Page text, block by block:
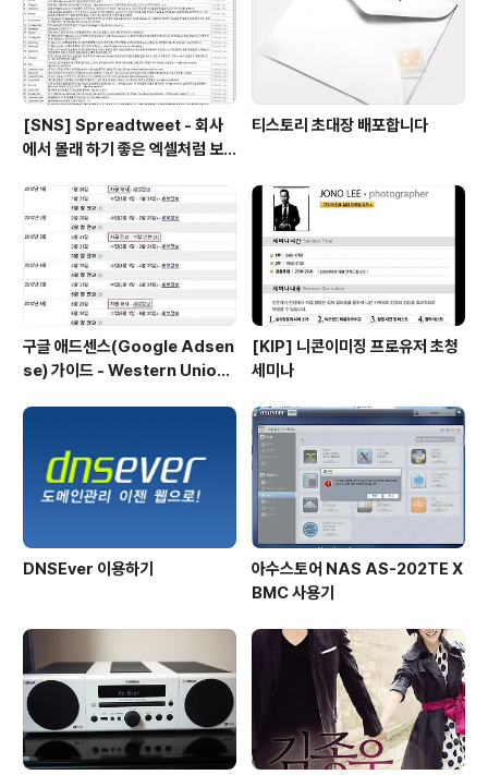
야 한다. 박스내부모습 제품, CR2 건전지 2개, 간단한 설
명서 등이 동봉되어..
[SNS] Spreadtweet - 회사
에서 몰래 하기 좋은 엑셀처럼 보
티스토리 초대장 배포합니다
구글 애드센스(Google Adsen
se) 가이드 - Western Union
[KIP] 니콘이미징 프로유저 초청
세미나
DNSEver 이용하기
아수스토어 NAS AS-202TE X
BMC 사용기